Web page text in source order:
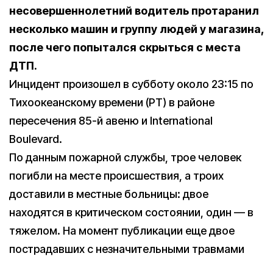
несовершеннолетний водитель протаранил
несколько машин и группу людей у магазина,
после чего попытался скрыться с места
ДТП.
Инцидент произошел в субботу около 23:15 по
Тихоокеанскому времени (PT) в районе
пересечения 85-й авеню и International
Boulevard.
По данным пожарной службы, трое человек
погибли на месте происшествия, а троих
доставили в местные больницы: двое
находятся в критическом состоянии, один — в
тяжелом. На момент публикации еще двое
пострадавших с незначительными травмами